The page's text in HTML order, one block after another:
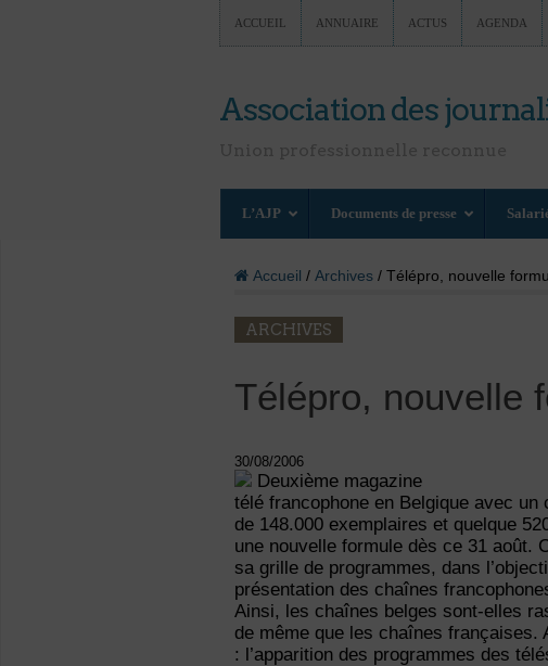
ACCUEIL ANNUAIRE ACTUS AGENDA
Association des
L’AJP Documents de presse
Accueil / Archives/ Télépro, nouvelle
ARCHIVES
Télépro, nouvelle
30/08/2006
Deuxième magazine
télé francophone en Belgique avec un
de 148.000 exemplaires et quelque
une nouvelle formule dès ce 31 août.
sa grille de programmes, dans
présentation des chaînes
Ainsi, les chaînes belges sont-elles
de même que les chaînes françaises.
: l’apparition des programmes des